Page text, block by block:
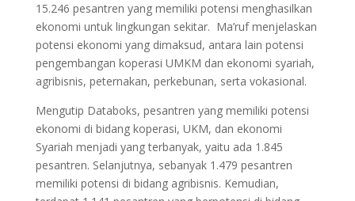
15.246 pesantren yang memiliki potensi menghasilkan
ekonomi untuk lingkungan sekitar. Ma’ruf menjelaskan
potensi ekonomi yang dimaksud, antara lain potensi
pengembangan koperasi UMKM dan ekonomi syariah,
agribisnis, peternakan, perkebunan, serta vokasional.
Mengutip Databoks, pesantren yang memiliki potensi
ekonomi di bidang koperasi, UKM, dan ekonomi
Syariah menjadi yang terbanyak, yaitu ada 1.845
pesantren. Selanjutnya, sebanyak 1.479 pesantren
memiliki potensi di bidang agribisnis. Kemudian,